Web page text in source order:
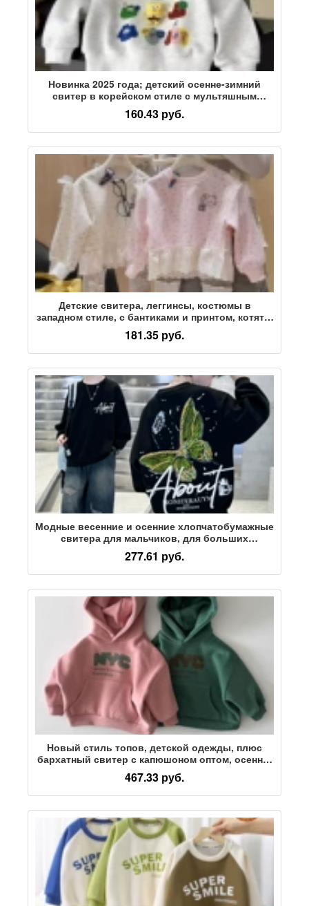
Новинка 2025 года; детский осенне-зимний
свитер в корейском стиле с мультяшным
принтом для мальчиков и девочек; бархатный
утепленный топ из австрийского флиса
160.43 руб.
Детские свитера, леггинсы, костюмы в
западном стиле, с бантиками и принтом, котята,
универсальные топы, брюки, два предмета
кружева
181.35 руб.
Модные весенние и осенние хлопчатобумажные
свитера для мальчиков, для больших
мальчиков, для детей, красивые, в западном
стиле, красивые, зимние, плюс бархатная
одежда
277.61 руб.
Новый стиль топов, детской одежды, плюс
бархатный свитер с капюшоном оптом, осенне-
зимняя детская утолщенная корейская версия
one piece от Джесси Цзя.
467.33 руб.